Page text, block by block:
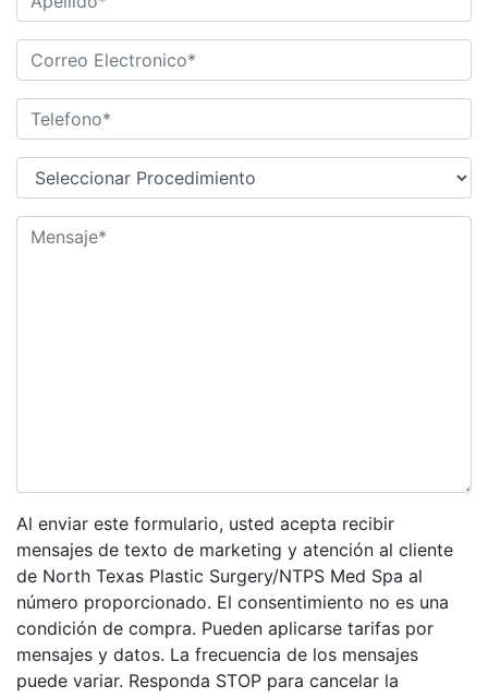
Al enviar este formulario, usted acepta recibir
mensajes de texto de marketing y atención al cliente
de North Texas Plastic Surgery/NTPS Med Spa al
número proporcionado. El consentimiento no es una
condición de compra. Pueden aplicarse tarifas por
mensajes y datos. La frecuencia de los mensajes
puede variar. Responda STOP para cancelar la